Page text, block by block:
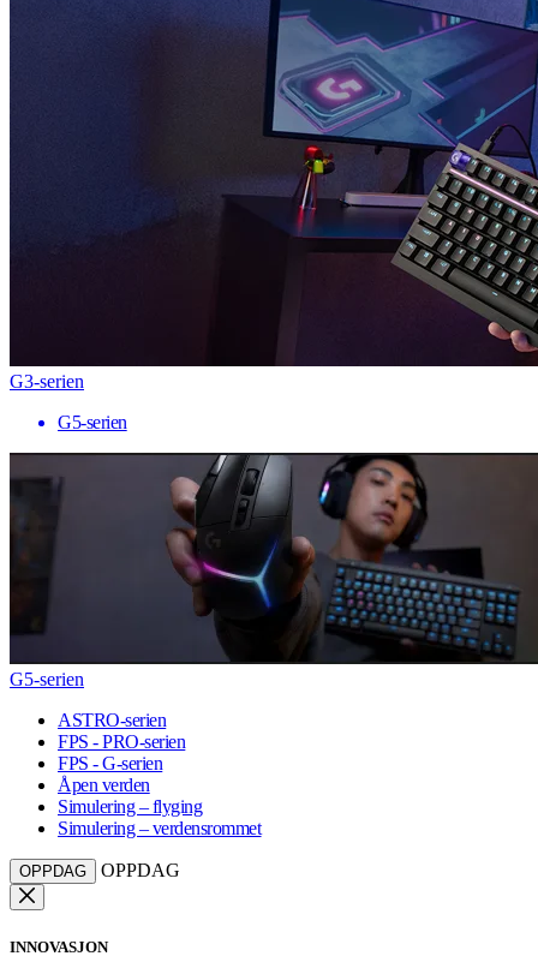
G3-serien
G5-serien
G5-serien
ASTRO-serien
FPS - PRO-serien
FPS - G-serien
Åpen verden
Simulering – flyging
Simulering – verdensrommet
OPPDAG OPPDAG
INNOVASJON